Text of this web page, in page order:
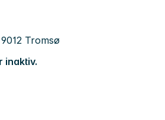
Tromsø
inaktiv.